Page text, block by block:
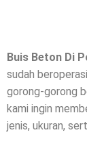
Buis Beton Di
sudah
gorong-gorong
kami ingin
jenis, ukuran,